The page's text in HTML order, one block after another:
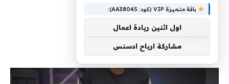
الرئيسية »التقرير
التقرير
باقة متميزة VIP (كود: AA38045):
اول اثنين ريادة اعمال
مشاركة ارباح ادسنس